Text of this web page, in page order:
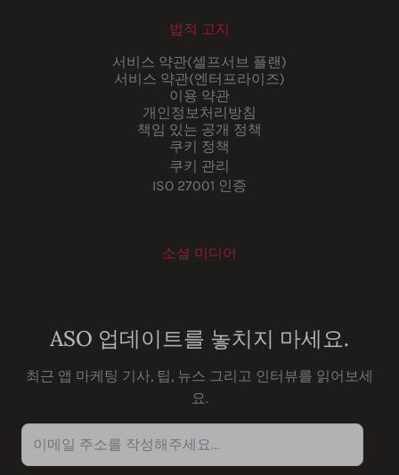
법적 고지
서비스 약관(셀프서브 플랜)
서비스 약관(엔터프라이즈)
이용 약관
개인정보처리방침
책임 있는 공개 정책
쿠키 정책
쿠키 관리
ISO 27001 인증
소셜 미디어
ASO 업데이트를 놓치지 마세요.
최근 앱 마케팅 기사, 팁, 뉴스 그리고 인터뷰를 읽어보세
요.
이메일 주소를 작성해주세요...